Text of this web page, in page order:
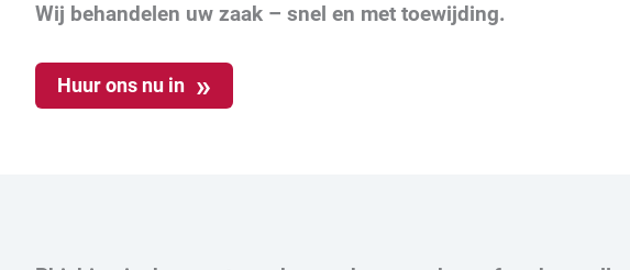
Wij behandelen uw zaak – snel en met toewijding.
Huur ons nu in